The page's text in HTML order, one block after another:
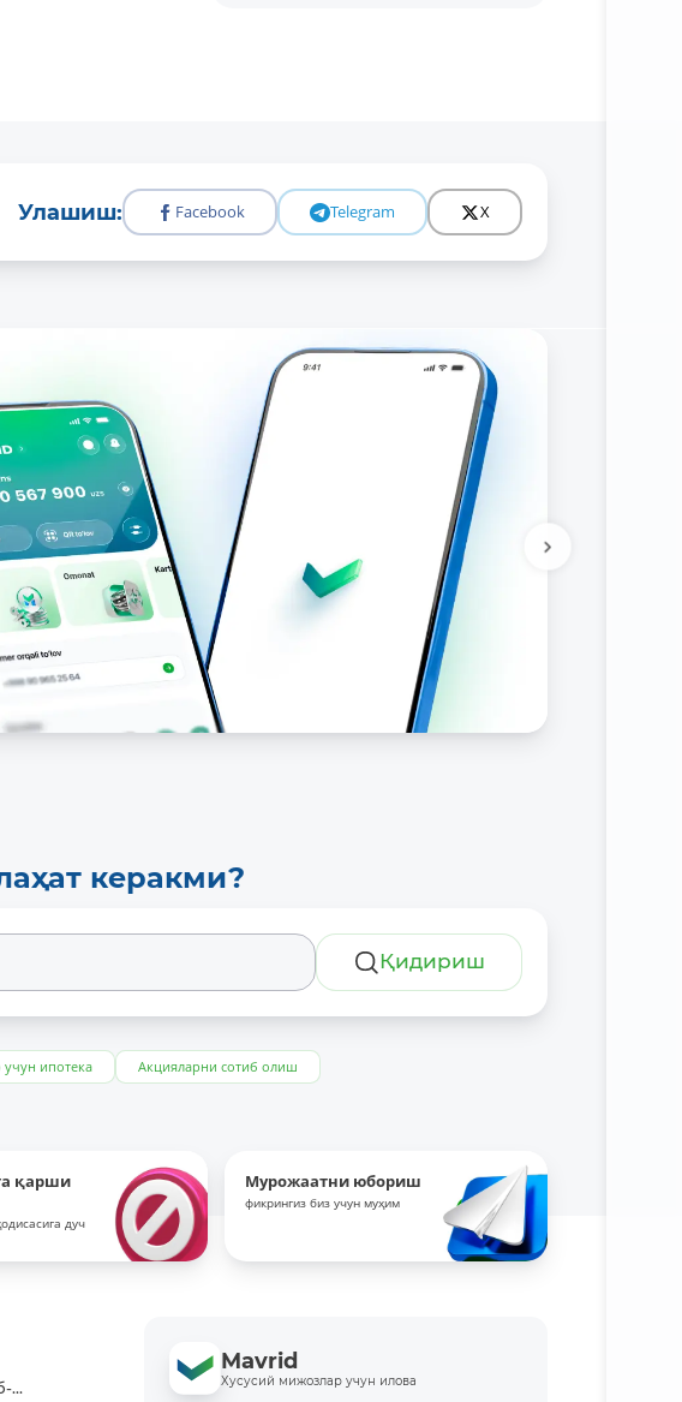
Улашиш: Facebook Telegram X
керакми?
Қидириш
ипотека
Акцияларни сотиб олиш
қарши
дуч
Мурожаатни юбориш
фикрингиз биз учун муҳим
...
Mavrid
Хусусий мижозлар учун илова